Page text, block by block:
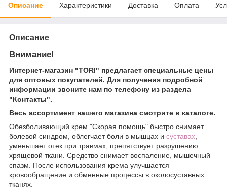
Описание Характеристики Доставка Оплата
Описание
Внимание!
Интернет-магазин "TORI" предлагает специальные цены
для оптовых покупателей. Для получения подробной
информации звоните нам по телефону из раздела
"Контакты".
Весь ассортимент нашего магазина смотрите в каталоге.
Обезболивающий крем "Скорая помощь" быстро снимает
болевой синдром, облегчает боли в мышцах и суставах
уменьшает отек при травмах, препятствует разрушению
хрящевой ткани. Средство снимает воспаление, мышечный
спазм. После использования крема улучшается
кровообращение и обменные процессы в околосуставных
тканях.